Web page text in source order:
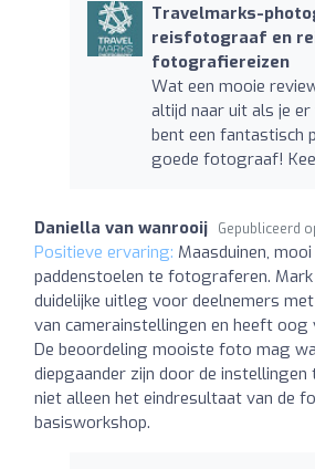
Travelmarks-
reisfotograaf en
fotografiereizen
Wat een mooie
altijd naar uit als je er
bent een fantastisch
goede fotograaf!
Daniella van wanrooij Gepubliceerd
Positieve ervaring: Maasduinen,
paddenstoelen te fotograferen.
duidelijke uitleg voor deelnemers
van camerainstellingen en heeft oog
De beoordeling mooiste foto mag
diepgaander zijn door de instellingen
niet alleen het eindresultaat van de
basisworkshop.